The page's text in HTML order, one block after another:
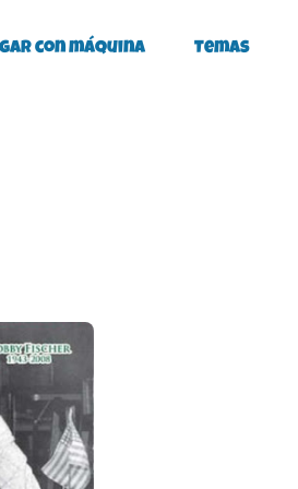
con máquina Temas